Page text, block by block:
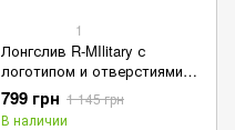
1
Лонгслив R-MIlitary с
логотипом и отверстиями
для пальцев черный размер
S
799 грн 1 145 грн
В наличии